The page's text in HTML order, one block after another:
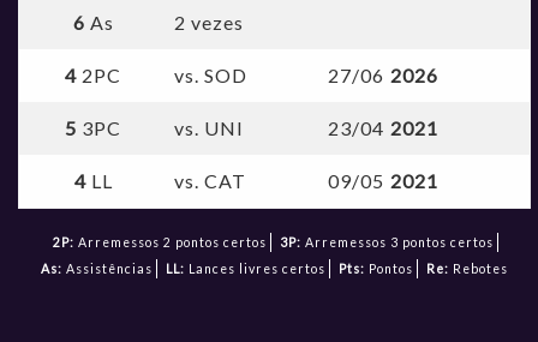
6 As 2 vezes
4 2PC vs. SOD 27/06 2026
5 3PC vs. UNI 23/04 2021
4 LL vs. CAT 09/05 2021
2P: Arremessos 2 pontos certos 3P: Arremessos 3 pontos certos
As: Assistências LL: Lances livres certos Pts: Pontos Re: Rebotes